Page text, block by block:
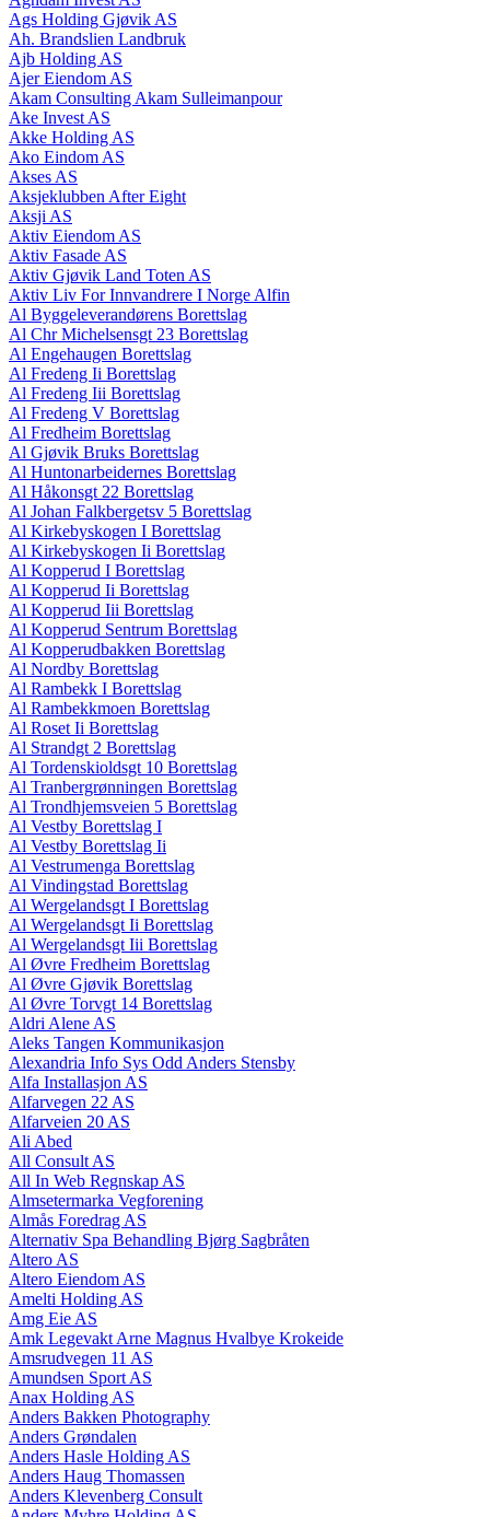
Ags Holding Gjøvik AS
Ah. Brandslien Landbruk
Ajb Holding AS
Ajer Eiendom AS
Akam Consulting Akam Sulleimanpour
Ake Invest AS
Akke Holding AS
Ako Eindom AS
Akses AS
Aksjeklubben After Eight
Aksji AS
Aktiv Eiendom AS
Aktiv Fasade AS
Aktiv Gjøvik Land Toten AS
Aktiv Liv For Innvandrere I Norge Alfin
Al Byggeleverandørens Borettslag
Al Chr Michelsensgt 23 Borettslag
Al Engehaugen Borettslag
Al Fredeng Ii Borettslag
Al Fredeng Iii Borettslag
Al Fredeng V Borettslag
Al Fredheim Borettslag
Al Gjøvik Bruks Borettslag
Al Huntonarbeidernes Borettslag
Al Håkonsgt 22 Borettslag
Al Johan Falkbergetsv 5 Borettslag
Al Kirkebyskogen I Borettslag
Al Kirkebyskogen Ii Borettslag
Al Kopperud I Borettslag
Al Kopperud Ii Borettslag
Al Kopperud Iii Borettslag
Al Kopperud Sentrum Borettslag
Al Kopperudbakken Borettslag
Al Nordby Borettslag
Al Rambekk I Borettslag
Al Rambekkmoen Borettslag
Al Roset Ii Borettslag
Al Strandgt 2 Borettslag
Al Tordenskioldsgt 10 Borettslag
Al Tranbergrønningen Borettslag
Al Trondhjemsveien 5 Borettslag
Al Vestby Borettslag I
Al Vestby Borettslag Ii
Al Vestrumenga Borettslag
Al Vindingstad Borettslag
Al Wergelandsgt I Borettslag
Al Wergelandsgt Ii Borettslag
Al Wergelandsgt Iii Borettslag
Al Øvre Fredheim Borettslag
Al Øvre Gjøvik Borettslag
Al Øvre Torvgt 14 Borettslag
Aldri Alene AS
Aleks Tangen Kommunikasjon
Alexandria Info Sys Odd Anders Stensby
Alfa Installasjon AS
Alfarvegen 22 AS
Alfarveien 20 AS
Ali Abed
All Consult AS
All In Web Regnskap AS
Almsetermarka Vegforening
Almås Foredrag AS
Alternativ Spa Behandling Bjørg Sagbråten
Altero AS
Altero Eiendom AS
Amelti Holding AS
Amg Eie AS
Amk Legevakt Arne Magnus Hvalbye Krokeide
Amsrudvegen 11 AS
Amundsen Sport AS
Anax Holding AS
Anders Bakken Photography
Anders Grøndalen
Anders Hasle Holding AS
Anders Haug Thomassen
Anders Klevenberg Consult